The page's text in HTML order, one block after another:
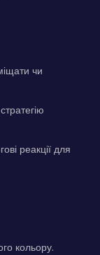
чи
реакції для
кольору.